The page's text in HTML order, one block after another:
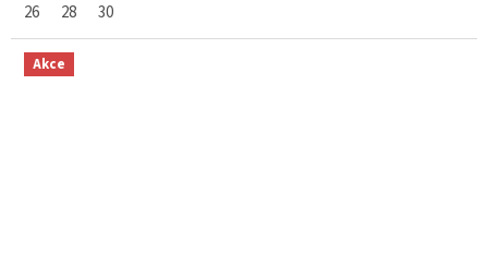
26 28 30
Akce